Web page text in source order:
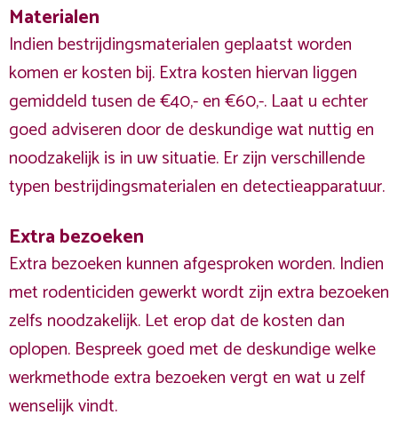
Materialen
Indien bestrijdingsmaterialen geplaatst worden
komen er kosten bij. Extra kosten hiervan liggen
gemiddeld tusen de €40,- en €60,-. Laat u echter
goed adviseren door de deskundige wat nuttig en
noodzakelijk is in uw situatie. Er zijn verschillende
typen bestrijdingsmaterialen en detectieapparatuur.
Extra bezoeken
Extra bezoeken kunnen afgesproken worden. Indien
met rodenticiden gewerkt wordt zijn extra bezoeken
zelfs noodzakelijk. Let erop dat de kosten dan
oplopen. Bespreek goed met de deskundige welke
werkmethode extra bezoeken vergt en wat u zelf
wenselijk vindt.